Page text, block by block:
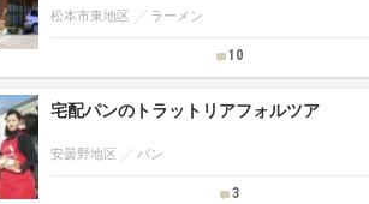
松本市東地区 ラーメン
10
宅配パンのトラットリアフォルツア
安曇野地区 パン
3